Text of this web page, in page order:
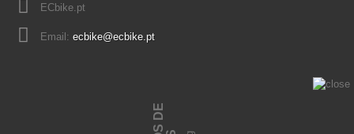
ECbike.pt
Email: ecbike@ecbike.pt